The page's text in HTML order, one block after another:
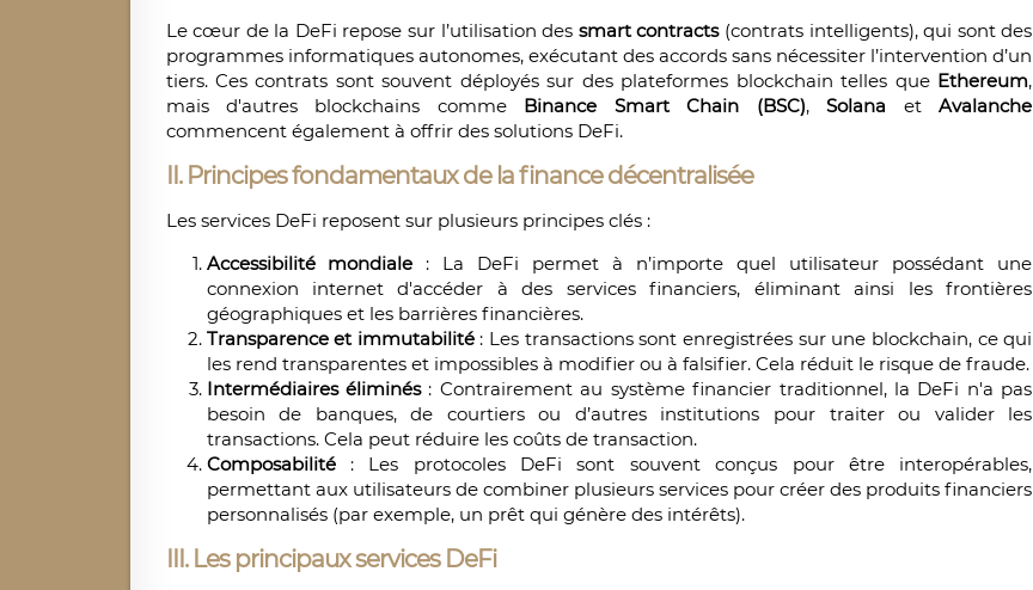
Le cœur de la DeFi repose sur l’utilisation des smart contracts(contrats intelligents), qui sont des
programmes informatiques autonomes, exécutant des accords sans nécessiter l’intervention d’un
tiers. Ces contrats sont souvent déployés sur des plateformes blockchain telles que Ethereum,
mais d'autres blockchains comme Binance Smart Chain (BSC),Solana etAvalanche
commencent également à offrir des solutions DeFi.
II. Principes fondamentaux de la finance décentralisée
Les services DeFi reposent sur plusieurs principes clés :
Accessibilité mondiale : La DeFi permet à n’importe quel utilisateur possédant une
connexion internet d'accéder à des services financiers, éliminant ainsi les frontières
géographiques et les barrières financières.
Transparence et immutabilité: Les transactions sont enregistrées sur une blockchain, ce qui
les rend transparentes et impossibles à modifier ou à falsifier. Cela réduit le risque de fraude.
Intermédiaires éliminés: Contrairement au système financier traditionnel, la DeFi n'a pas
besoin de banques, de courtiers ou d’autres institutions pour traiter ou valider les
transactions. Cela peut réduire les coûts de transaction.
Composabilité: Les protocoles DeFi sont souvent conçus pour être interopérables,
permettant aux utilisateurs de combiner plusieurs services pour créer des produits financiers
personnalisés (par exemple, un prêt qui génère des intérêts).
III. Les principaux services DeFi